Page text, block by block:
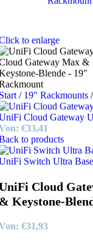
to enlarge
/ 19" Rackmounts /
Cloud Gateway
€33,41
to products
Switch Ultra
Cloud
Keystone-
€31,93